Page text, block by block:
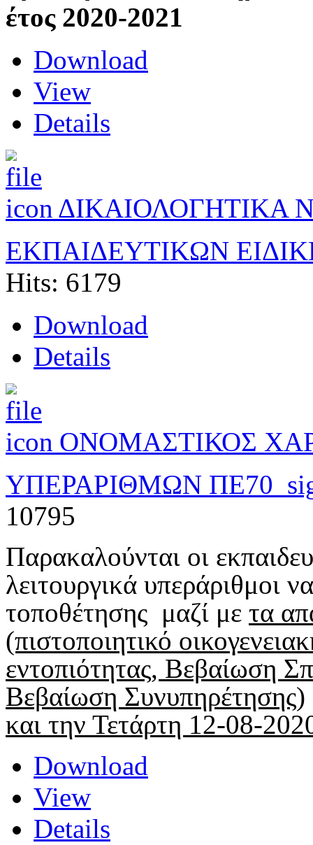
έτος 2020-2021
Download
View
Details
ΔΙΚΑΙΟΛΟΓΗΤΙΚΑ
ΕΚΠΑΙΔΕΥΤΙΚΩΝ
Hits: 6179
Download
Details
ΟΝΟΜΑΣΤΙΚΟΣ
ΥΠΕΡΑΡΙΘΜΩΝ
10795
Παρακαλούνται οι
λειτουργικά υπεράριθμοι
τοποθέτησης μαζί με τα
(πιστοποιητικό
εντοπιότητας, Βεβαίωση
Βεβαίωση Συνυπηρέτησης)
και την Τετάρτη 12-08-
Download
View
Details